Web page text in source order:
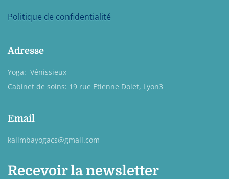
Politique de confidentialité
Adresse
Yoga: Vénissieux
Cabinet de soins: 19 rue Etienne Dolet, Lyon3
Email
kalimbayogacs@gmail.com
Recevoir la newsletter